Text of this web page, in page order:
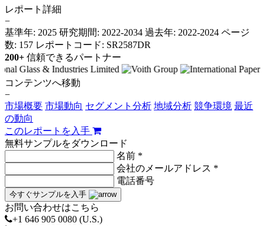
レポート詳細
−
基準年: 2025 研究期間: 2022-2034 過去年: 2022-2024 ページ
数: 157 レポートコード: SR2587DR
200+ 信頼できるパートナー
コンテンツへ移動
−
市場概要 市場動向 セグメント分析 地域分析 競争環境 最近
の動向
このレポートを入手
無料サンプルをダウンロード
名前 *
会社のメールアドレス *
電話番号
今すぐサンプルを入手
お問い合わせはこちら
+1 646 905 0080 (U.S.)